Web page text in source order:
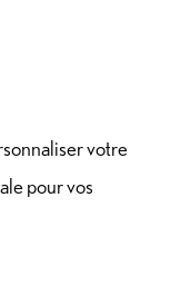
votre
pour vos